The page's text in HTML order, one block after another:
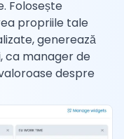
Folosește
propriile tale
generează
ca manager de
despre